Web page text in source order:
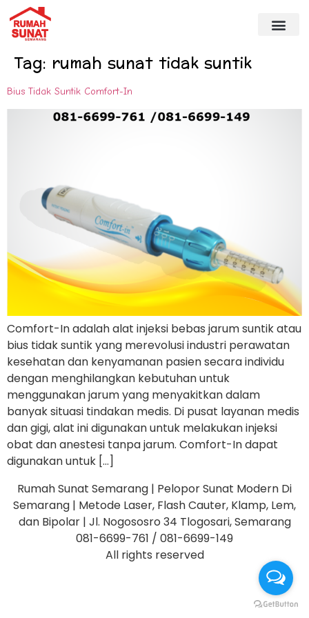
Tag: rumah sunat tidak suntik
Bius Tidak Suntik Comfort-In
Comfort-In adalah alat injeksi bebas jarum suntik atau
bius tidak suntik yang merevolusi industri perawatan
kesehatan dan kenyamanan pasien secara individu
dengan menghilangkan kebutuhan untuk
menggunakan jarum yang menyakitkan dalam
banyak situasi tindakan medis. Di pusat layanan medis
dan gigi, alat ini digunakan untuk melakukan injeksi
obat dan anestesi tanpa jarum. Comfort-In dapat
digunakan untuk […]
Rumah Sunat Semarang | Pelopor Sunat Modern Di
Semarang | Metode Laser, Flash Cauter, Klamp, Lem,
dan Bipolar | Jl. Nogososro 34 Tlogosari, Semarang
081-6699-761 / 081-6699-149
All rights reserved